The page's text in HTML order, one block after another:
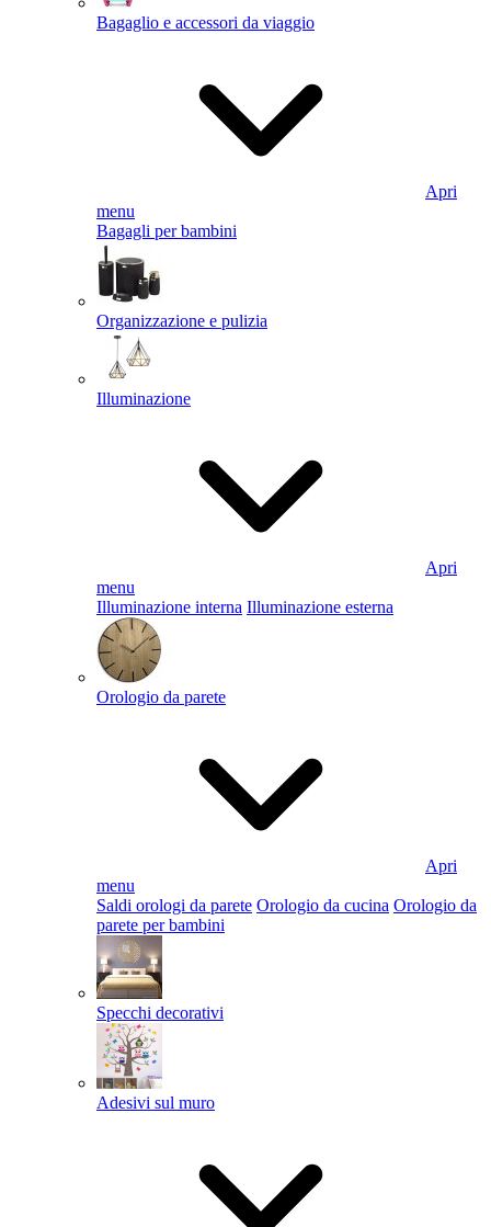
Bagaglio e accessori da viaggio
Apri
menu
Bagagli per bambini
Organizzazione e pulizia
Illuminazione
Apri
menu
Illuminazione interna Illuminazione esterna
Orologio da parete
Apri
menu
Saldi orologi da parete Orologio da cucina Orologio da
parete per bambini
Specchi decorativi
Adesivi sul muro